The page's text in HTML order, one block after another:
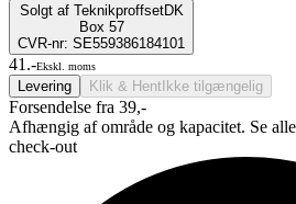
Solgt af TeknikproffsetDK
Box 57
CVR-nr: SE559386184101
41.-Ekskl. moms
Levering Klik & Hent Ikke tilgængelig
Forsendelse fra 39,-
Afhængig af område og kapacitet. Se
check-out